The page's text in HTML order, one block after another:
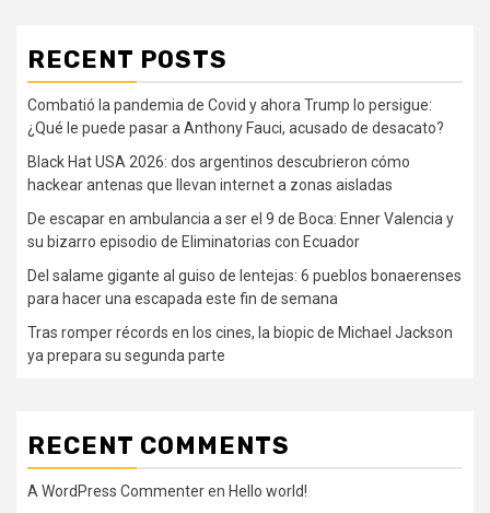
RECENT POSTS
Combatió la pandemia de Covid y ahora Trump lo persigue:
¿Qué le puede pasar a Anthony Fauci, acusado de desacato?
Black Hat USA 2026: dos argentinos descubrieron cómo
hackear antenas que llevan internet a zonas aisladas
De escapar en ambulancia a ser el 9 de Boca: Enner Valencia y
su bizarro episodio de Eliminatorias con Ecuador
Del salame gigante al guiso de lentejas: 6 pueblos bonaerenses
para hacer una escapada este fin de semana
Tras romper récords en los cines, la biopic de Michael Jackson
ya prepara su segunda parte
RECENT COMMENTS
A WordPress Commenteren Hello world!